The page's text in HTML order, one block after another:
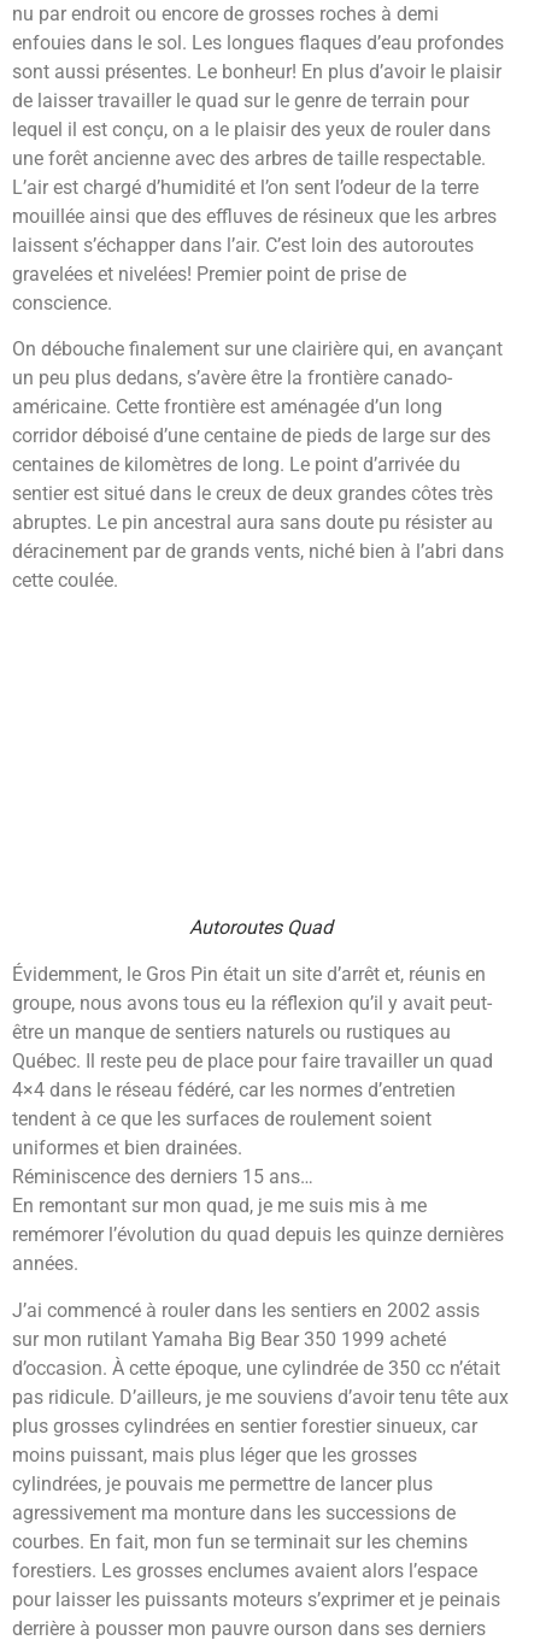
nu par endroit ou encore de grosses roches à demi
enfouies dans le sol. Les longues flaques d’eau profondes
sont aussi présentes. Le bonheur! En plus d’avoir le plaisir
de laisser travailler le quad sur le genre de terrain pour
lequel il est conçu, on a le plaisir des yeux de rouler dans
une forêt ancienne avec des arbres de taille respectable.
L’air est chargé d’humidité et l’on sent l’odeur de la terre
mouillée ainsi que des effluves de résineux que les arbres
laissent s’échapper dans l’air. C’est loin des autoroutes
gravelées et nivelées! Premier point de prise de
conscience.
On débouche finalement sur une clairière qui, en avançant
un peu plus dedans, s’avère être la frontière canado-
américaine. Cette frontière est aménagée d’un long
corridor déboisé d’une centaine de pieds de large sur des
centaines de kilomètres de long. Le point d’arrivée du
sentier est situé dans le creux de deux grandes côtes très
abruptes. Le pin ancestral aura sans doute pu résister au
déracinement par de grands vents, niché bien à l’abri dans
cette coulée.
Autoroutes Quad
Évidemment, le Gros Pin était un site d’arrêt et, réunis en
groupe, nous avons tous eu la réflexion qu’il y avait peut-
être un manque de sentiers naturels ou rustiques au
Québec. Il reste peu de place pour faire travailler un quad
4×4 dans le réseau fédéré, car les normes d’entretien
tendent à ce que les surfaces de roulement soient
uniformes et bien drainées.
Réminiscence des derniers 15 ans…
En remontant sur mon quad, je me suis mis à me
remémorer l’évolution du quad depuis les quinze dernières
années.
J’ai commencé à rouler dans les sentiers en 2002 assis
sur mon rutilant Yamaha Big Bear 350 1999 acheté
d’occasion. À cette époque, une cylindrée de 350 cc n’était
pas ridicule. D’ailleurs, je me souviens d’avoir tenu tête aux
plus grosses cylindrées en sentier forestier sinueux, car
moins puissant, mais plus léger que les grosses
cylindrées, je pouvais me permettre de lancer plus
agressivement ma monture dans les successions de
courbes. En fait, mon fun se terminait sur les chemins
forestiers. Les grosses enclumes avaient alors l’espace
pour laisser les puissants moteurs s’exprimer et je peinais
derrière à pousser mon pauvre ourson dans ses derniers